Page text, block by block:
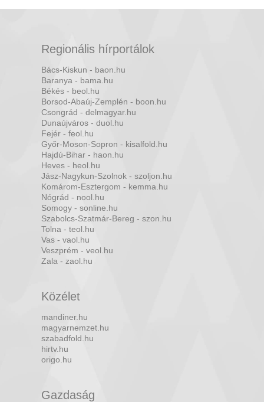
Regionális hírportálok
Bács-Kiskun - baon.hu
Baranya - bama.hu
Békés - beol.hu
Borsod-Abaúj-Zemplén - boon.hu
Csongrád - delmagyar.hu
Dunaújváros - duol.hu
Fejér - feol.hu
Győr-Moson-Sopron - kisalfold.hu
Hajdú-Bihar - haon.hu
Heves - heol.hu
Jász-Nagykun-Szolnok - szoljon.hu
Komárom-Esztergom - kemma.hu
Nógrád - nool.hu
Somogy - sonline.hu
Szabolcs-Szatmár-Bereg - szon.hu
Tolna - teol.hu
Vas - vaol.hu
Veszprém - veol.hu
Zala - zaol.hu
Közélet
mandiner.hu
magyarnemzet.hu
szabadfold.hu
hirtv.hu
origo.hu
Gazdaság